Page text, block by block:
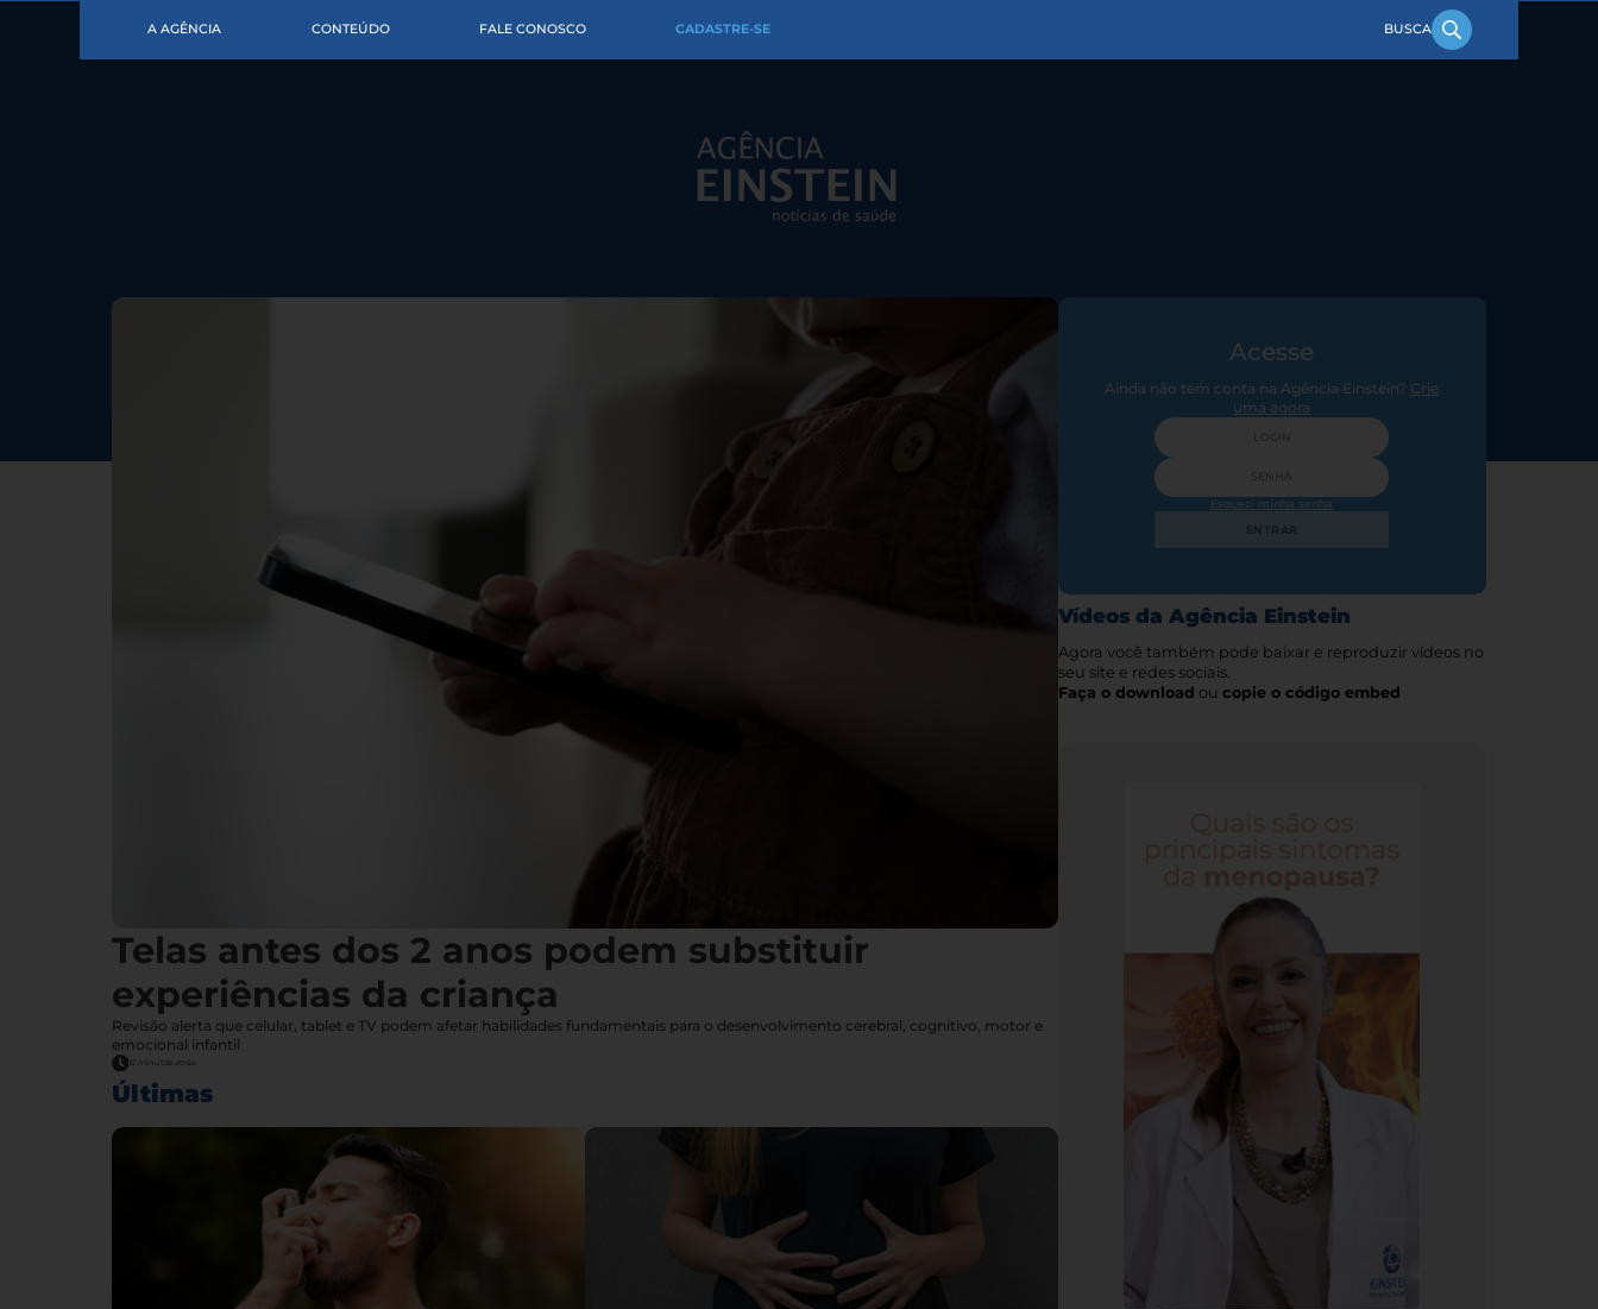
A AGÊNCIA CONTEÚDO FALE CONOSCO CADASTRE-SE
Telas antes dos 2 anos podem substituir
experiências da criança
Revisão alerta que celular, tablet e TV podem afetar habilidades fundamentais para o desenvolvimento cerebral, cognitivo, motor e
emocional infantil
10 minutos atrás
Últimas
Acesse
Ainda não tem conta na Agência Einstein? Crie
uma agora
Esqueci minha senha
ENTRAR
Vídeos da Agência Einstein
Agora você também pode baixar e reproduzir vídeos no
seu site e redes sociais.
Faça o download ou copie o código embed